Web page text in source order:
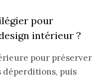
pour
intérieur ?
pour préserver
déperditions, puis